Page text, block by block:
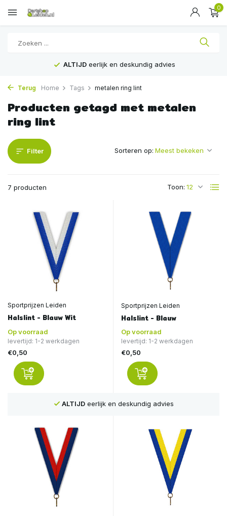
0
ALTIJD eerlijk en deskundig advies
Terug Home Tags metalen ring lint
Producten getagd met metalen
ring lint
Filter
7 producten Toon:
Sorteren op:
Sportprijzen Leiden
Halslint - Blauw Wit
Op voorraad
levertijd: 1-2 werkdagen
€0,50
Sportprijzen Leiden
Halslint - Blauw
Op voorraad
levertijd: 1-2 werkdagen
€0,50
ALTIJDeerlijk en deskundig advies